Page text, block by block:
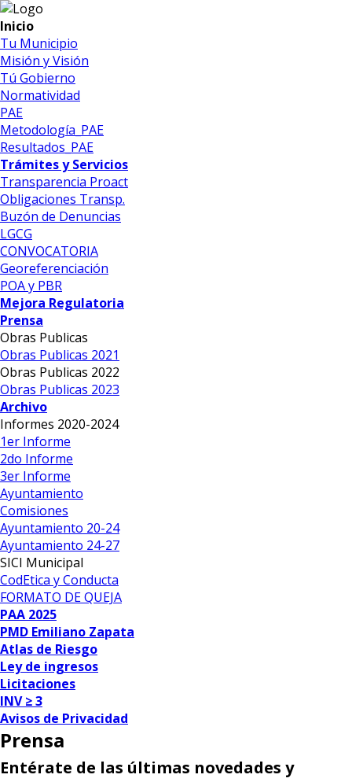
Inicio
Tu Municipio
Misión y Visión
Tú Gobierno
Normatividad
PAE
Metodología_PAE
Resultados_PAE
Trámites y Servicios
Transparencia Proact
Obligaciones Transp.
Buzón de Denuncias
LGCG
CONVOCATORIA
Georeferenciación
POA y PBR
Mejora Regulatoria
Prensa
Obras Publicas
Obras Publicas 2021
Obras Publicas 2022
Obras Publicas 2023
Archivo
Informes 2020-2024
1er Informe
2do Informe
3er Informe
Ayuntamiento
Comisiones
Ayuntamiento 20-24
Ayuntamiento 24-27
SICI Municipal
CodEtica y Conducta
FORMATO DE QUEJA
PAA 2025
PMD Emiliano Zapata
Atlas de Riesgo
Ley de ingresos
Licitaciones
INV ≥ 3
Avisos de Privacidad
Prensa
Entérate de las últimas novedades y